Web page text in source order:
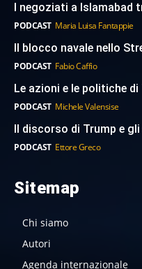
I negoziati a Islamabad
PODCAST Maria Luisa Fantappie
Il blocco navale nello
PODCAST Fabio Caffio
Le azioni e le politiche
PODCAST Michele Valensise
Il discorso di Trump e
PODCAST Ettore Greco
Sitemap
Chi siamo
Autori
Agenda internazionale